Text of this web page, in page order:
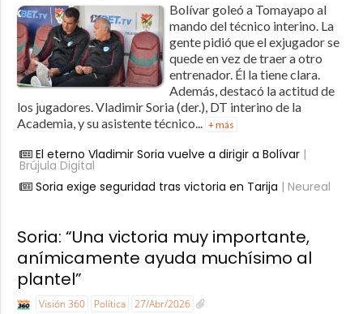
Bolívar goleó a Tomayapo al
mando del técnico interino. La
gente pidió que el exjugador se
quede en vez de traer a otro
entrenador. Él la tiene clara.
Además, destacó la actitud de
los jugadores. Vladimir Soria (der.), DT interino de la
Academia, y su asistente técnico... + más
El eterno Vladimir Soria vuelve a dirigir a Bolívar|
Brújula Digital
Soria exige seguridad tras victoria en Tarija | Neureal
Soria: “Una victoria muy importante,
anímicamente ayuda muchísimo al
plantel”
Visión 360 Política 27/Abr/2026